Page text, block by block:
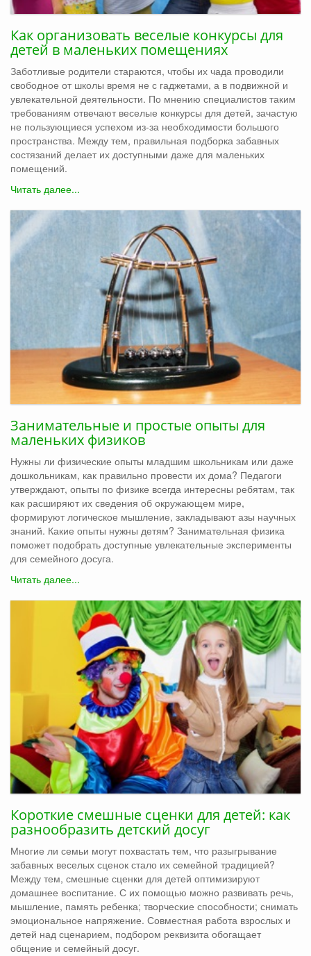
Как организовать веселые конкурсы для
детей в маленьких помещениях
Заботливые родители стараются, чтобы их чада проводили
свободное от школы время не с гаджетами, а в подвижной и
увлекательной деятельности. По мнению специалистов таким
требованиям отвечают веселые конкурсы для детей, зачастую
не пользующиеся успехом из-за необходимости большого
пространства. Между тем, правильная подборка забавных
состязаний делает их доступными даже для маленьких
помещений.
Читать далее...
Занимательные и простые опыты для
маленьких физиков
Нужны ли физические опыты младшим школьникам или даже
дошкольникам, как правильно провести их дома? Педагоги
утверждают, опыты по физике всегда интересны ребятам, так
как расширяют их сведения об окружающем мире,
формируют логическое мышление, закладывают азы научных
знаний. Какие опыты нужны детям? Занимательная физика
поможет подобрать доступные увлекательные эксперименты
для семейного досуга.
Читать далее...
Короткие смешные сценки для детей: как
разнообразить детский досуг
Многие ли семьи могут похвастать тем, что разыгрывание
забавных веселых сценок стало их семейной традицией?
Между тем, смешные сценки для детей оптимизируют
домашнее воспитание. С их помощью можно развивать речь,
мышление, память ребенка; творческие способности; снимать
эмоциональное напряжение. Совместная работа взрослых и
детей над сценарием, подбором реквизита обогащает
общение и семейный досуг.